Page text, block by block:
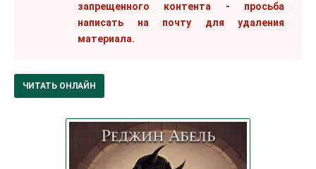
запрещенного контента - просьба
написать на почту для удаления
материала.
ЧИТАТЬ ОНЛАЙН